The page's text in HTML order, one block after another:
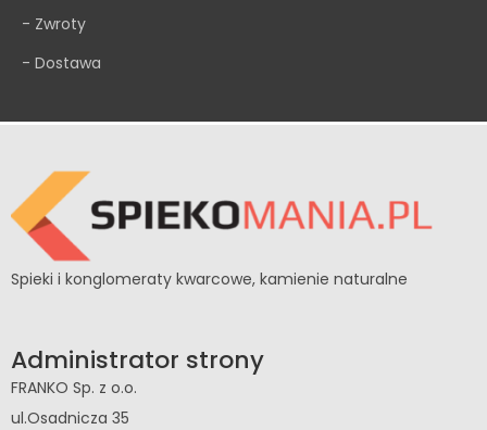
- Zwroty
- Dostawa
Spieki i konglomeraty kwarcowe, kamienie naturalne
Administrator strony
FRANKO Sp. z o.o.
ul.Osadnicza 35